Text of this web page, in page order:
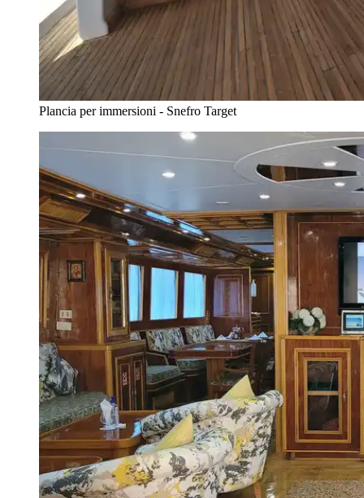
Plancia per immersioni - Snefro Target